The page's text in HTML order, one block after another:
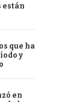
están
que ha
y
en